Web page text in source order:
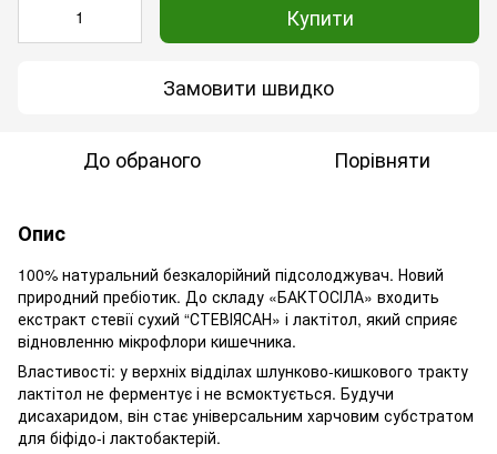
Купити
Замовити швидко
До обраного Порівняти
Опис
100% натуральний безкалорійний підсолоджувач. Новий
природний пребіотик. До складу «БАКТОСІЛА» входить
екстракт стевії сухий “СТЕВІЯСАН» і лактітол, який сприяє
відновленню мікрофлори кишечника.
Властивості: у верхніх відділах шлунково-кишкового тракту
лактітол не ферментує і не всмоктується. Будучи
дисахаридом, він стає універсальним харчовим субстратом
для біфідо-і лактобактерій.